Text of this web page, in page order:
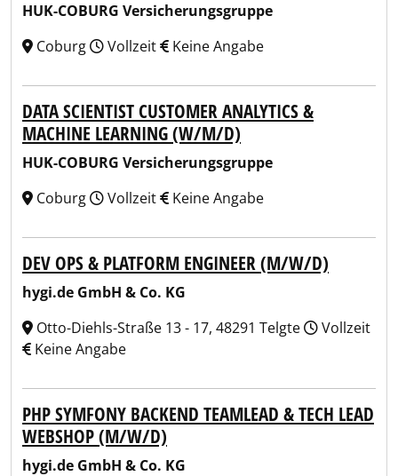
HUK-COBURG Versicherungsgruppe
Coburg
Vollzeit Keine Angabe
DATA SCIENTIST CUSTOMER ANALYTICS &
MACHINE LEARNING (W/M/D)
HUK-COBURG Versicherungsgruppe
Coburg
Vollzeit Keine Angabe
DEV OPS & PLATFORM ENGINEER (M/W/D)
hygi.de GmbH & Co. KG
Otto-Diehls-Straße 13 - 17, 48291 Telgte
Vollzeit
Keine Angabe
PHP SYMFONY BACKEND TEAMLEAD & TECH LEAD
WEBSHOP (M/W/D)
hygi.de GmbH & Co. KG